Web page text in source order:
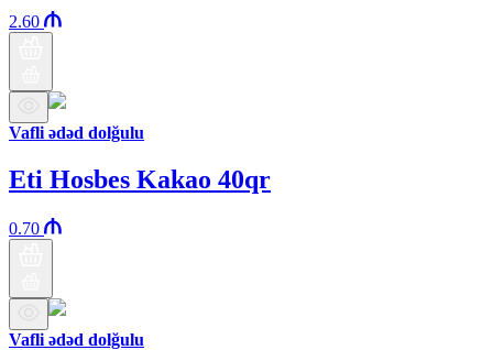
2.60
Vafli ədəd dolğulu
Eti Hosbes Kakao 40qr
0.70
Vafli ədəd dolğulu